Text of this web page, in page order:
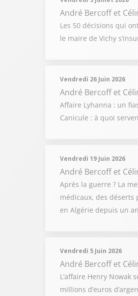
André Bercoff et
Les 50 décisions qui
le maire de Vichy
Vendredi 26 Juin 2026
André Bercoff et
Affaire Lyhanna : un
Canicule : à quoi
Vendredi 19 Juin 2026
André Bercoff et
Après la guerre ? La
médicaux, des déserts
en Algérie depuis un an
Vendredi 5 Juin 2026
André Bercoff et
L’affaire Henry Nowak
millions d’euros